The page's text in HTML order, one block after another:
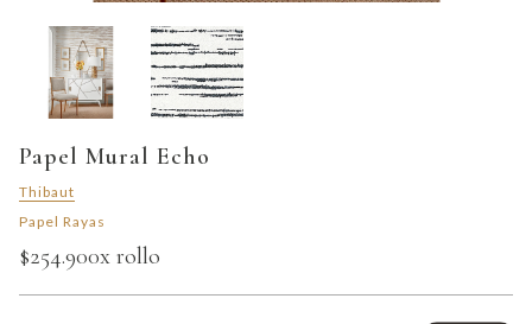
Papel Mural Echo
Thibaut
Papel Rayas
$254.900x rollo